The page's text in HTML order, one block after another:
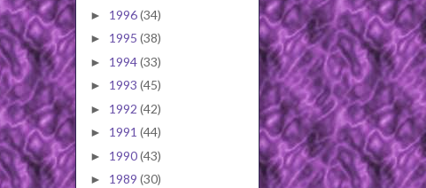
► 1996(34)
► 1995 (38)
► 1994(33)
► 1993 (45)
► 1992 (42)
► 1991 (44)
► 1990(43)
► 1989 (30)